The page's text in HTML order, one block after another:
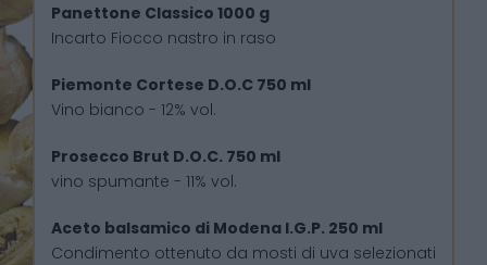
Panettone Classico 1000 g
Incarto Fiocco nastro in raso
Piemonte Cortese D.O.C 750 ml
Vino bianco - 12% vol.
Prosecco Brut D.O.C. 750 ml
vino spumante - 11% vol.
Aceto balsamico di Modena I.G.P. 250 ml
Condimento ottenuto da mosti di uva selezionati